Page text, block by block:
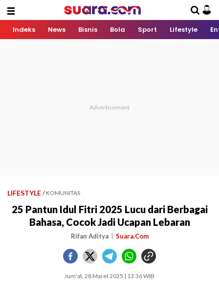
Indeks News Bisnis Bola Sport Lifestyle
LIFESTYLE / KOMUNITAS
25 Pantun Idul Fitri 2025 Lucu dari Berbagai
Bahasa, Cocok Jadi Ucapan Lebaran
Rifan Aditya Suara.Com
Jum'at, 28 Maret 2025 | 13:36 WIB